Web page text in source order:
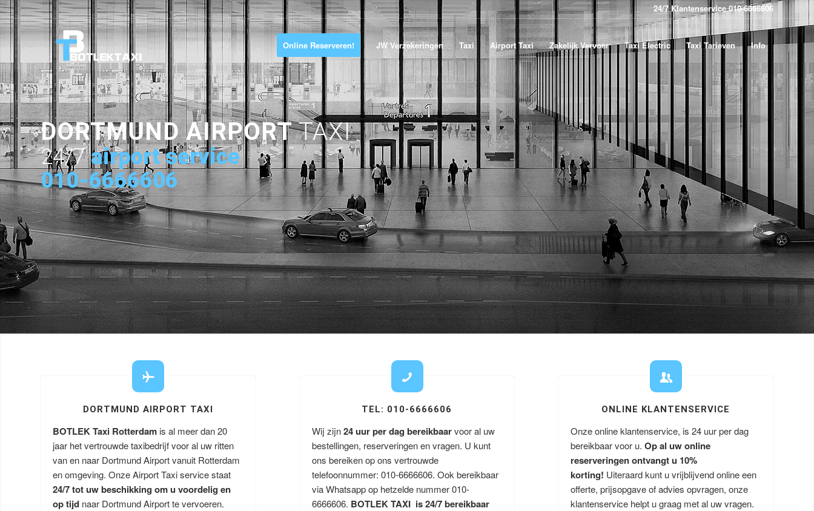
24/7 Klantenservice 010-6666606
Online Reserveren! JW Verzekeringen Taxi Airport Taxi Zakelijk Vervoer Taxi Electric Taxi Tarieven Info
DORTMUND AIRPORTTAXI
24/7 airport service
010-6666606
DORTMUND AIRPORT TAXI
BOTLEK Taxi Rotterdam is al meer dan 20
jaar het vertrouwde taxibedrijf voor al uw ritten
van en naar Dortmund Airport vanuit Rotterdam
en omgeving. Onze Airport Taxi service staat
24/7 tot uw beschikking om u voordelig en
op tijd naar Dortmund Airport te vervoeren.
TEL: 010-6666606
Wij zijn24 uur per dag bereikbaarvoor al uw
bestellingen, reserveringen en vragen. U kunt
ons bereiken op ons vertrouwde
telefoonnummer: 010-6666606. Ook bereikbaar
via Whatsapp op hetzelde nummer 010-
6666606. BOTLEK TAXI is 24/7 bereikbaar
ONLINE KLANTENSERVICE
Onze online klantenservice, is 24 uur per dag
bereikbaar voor u.Op al uw online
reserveringen ontvangt u 10%
korting! Uiteraard kunt u vrijblijvend online een
offerte, prijsopgave of advies opvragen, onze
klantenservice helpt u graag met al uw vragen.